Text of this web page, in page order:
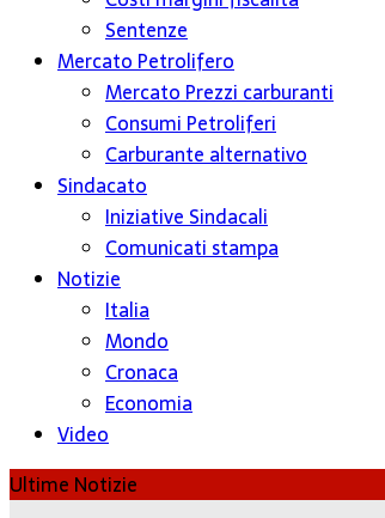
Sentenze
Mercato Petrolifero
Mercato Prezzi carburanti
Consumi Petroliferi
Carburante alternativo
Sindacato
Iniziative Sindacali
Comunicati stampa
Notizie
Italia
Mondo
Cronaca
Economia
Video
Ultime Notizie